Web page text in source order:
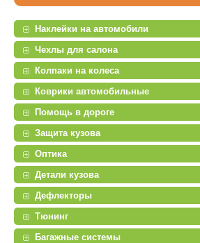
Наклейки на автомобили
Чехлы для салона
Колпаки на колеса
Коврики автомобильные
Помощь в дороге
Защита кузова
Оптика
Детали кузова
Дефлекторы
Тюнинг
Багажные системы